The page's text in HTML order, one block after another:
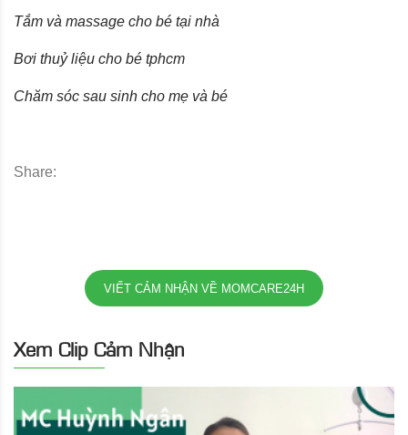
Tắm và massage cho bé tại nhà
Bơi thuỷ liệu cho bé tphcm
Chăm sóc sau sinh cho mẹ và bé
Share:
VIẾT CẢM NHẬN VỀ MOMCARE24H
Xem Clip Cảm Nhận